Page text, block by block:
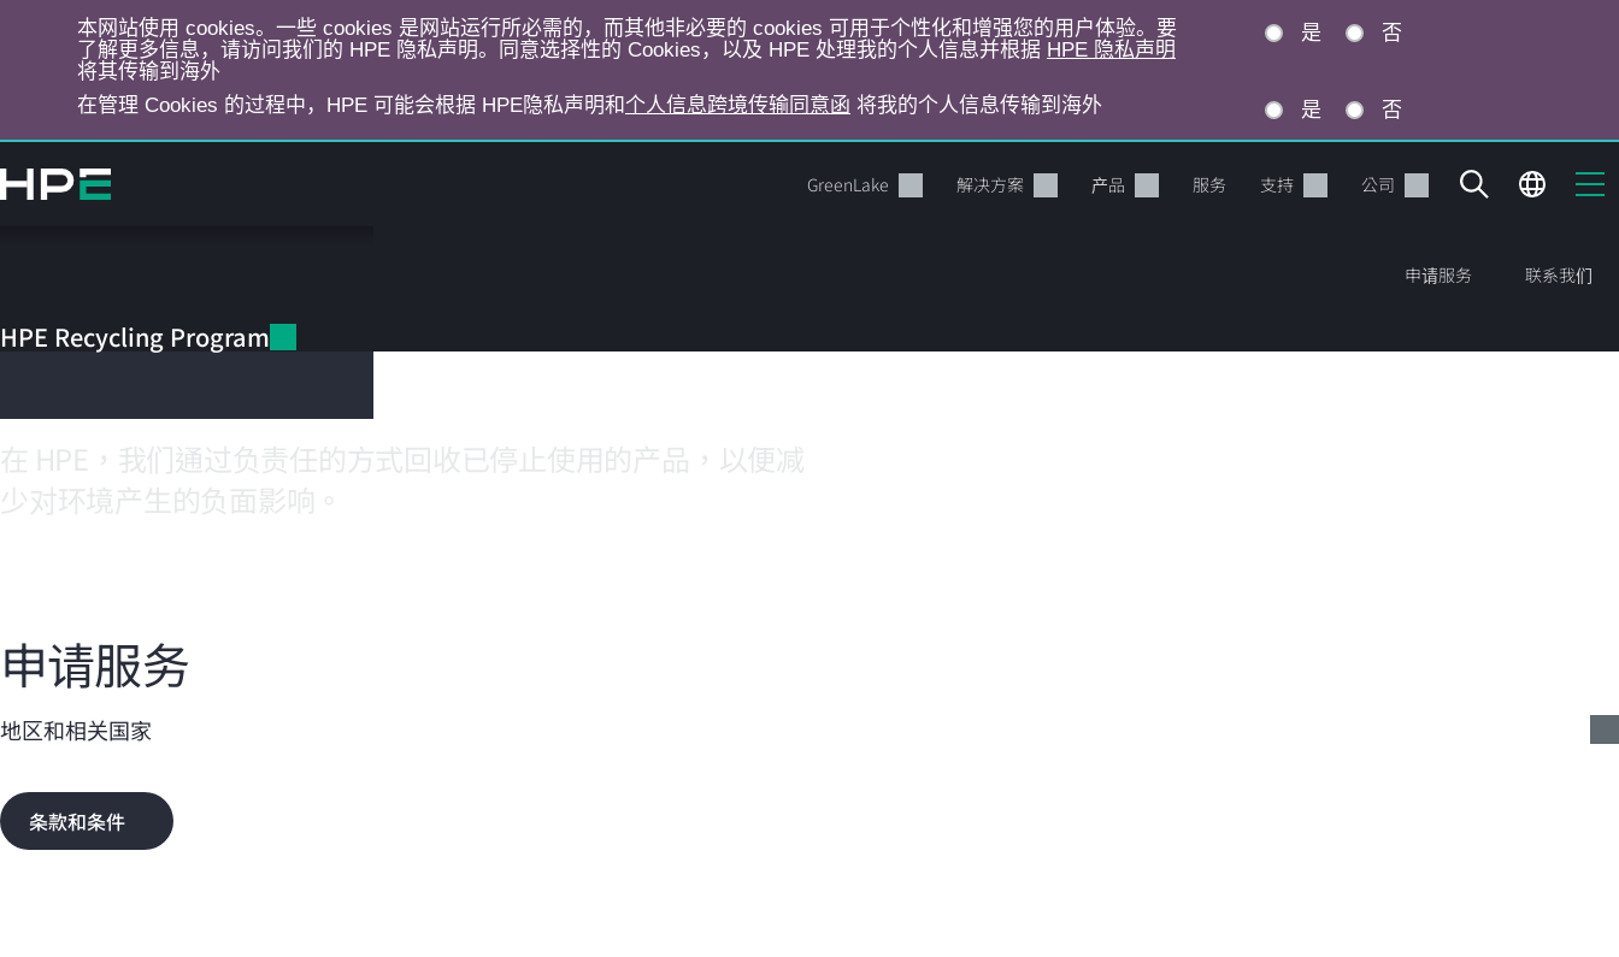
本网站使用 cookies。一些 cookies 是网站运行所必需的，而其他非必要的 cookies 可用于个性化和增强您的用户体验。要
了解更多信息，请访问我们的 HPE 隐私声明。同意选择性的 Cookies，以及 HPE 处理我的个人信息并根据 HPE 隐私声明
将其传输到海外
是 否
在管理 Cookies 的过程中，HPE 可能会根据 HPE隐私声明和 个人信息跨境传输同意函 将我的个人信息传输到海外 是 否
转
到
GreenLake 解决方案 产品 服务 支持 公司
您的购物车目前是空的
申请服务 联系我们
HPE Recycling Program
HPE 回收
在 HPE，我们通过负责任的方式回收已停止使用的产品，以便减
少对环境产生的负面影响。
申请服务
地区和相关国家
条款和条件